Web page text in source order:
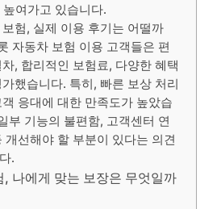
여가고 있습니다.
험, 실제 이용 후기는 어떨까
자동차 보험 이용 고객들은 편
, 합리적인 보험료, 다양한 혜택
했습니다. 특히, 빠른 보상 처리
응대에 대한 만족도가 높았습
부 기능의 불편함, 고객센터 연
개선해야 할 부분이 있다는 의견
.
, 나에게 맞는 보장은 무엇일까